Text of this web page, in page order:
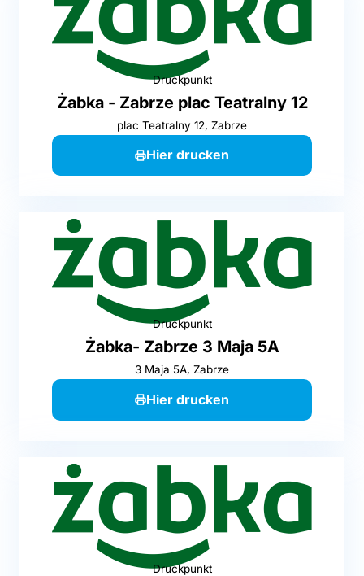
Druckpunkt
Żabka - Zabrze plac Teatralny 12
plac Teatralny 12, Zabrze
Hier drucken
Druckpunkt
Żabka- Zabrze 3 Maja 5A
3 Maja 5A, Zabrze
Hier drucken
Druckpunkt